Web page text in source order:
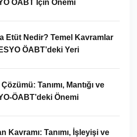
ÖABT İçin Önemi
Etüt Nedir? Temel Kavramlar
ÖABT’deki Yeri
Tanımı, Mantığı ve
ÖABT’deki Önemi
Kavramı: Tanımı, İşleyişi ve